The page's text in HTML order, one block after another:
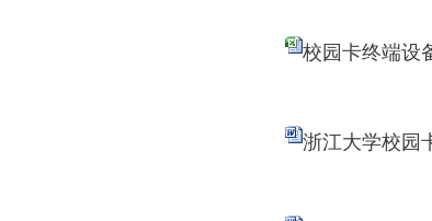
校园卡终端设
浙江大学校园